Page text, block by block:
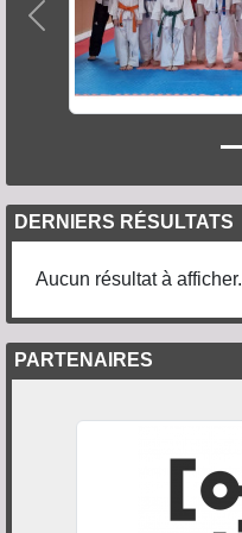
Précedent
DERNIERS RÉSULTATS
Aucun résultat à afficher.
PARTENAIRES